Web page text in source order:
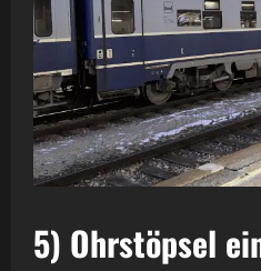
5) Ohrstöpsel